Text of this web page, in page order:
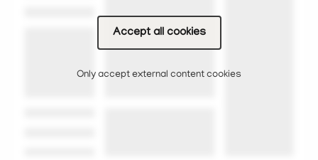
Accept all cookies
Only accept external content cookies